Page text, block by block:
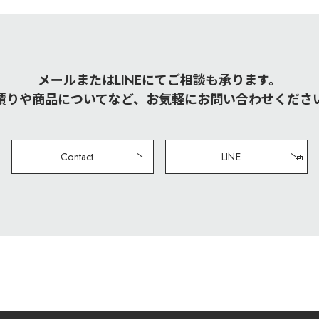
メールまたはLINEにてご相談も承ります。
りや商品についてなど、お気軽にお問い合わせくださ
Contact LINE